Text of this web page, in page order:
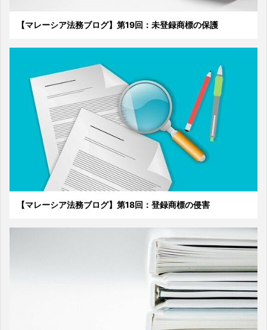
【マレーシア法務ブログ】第19回：未登録商標の保護
【マレーシア法務ブログ】第18回：登録商標の侵害